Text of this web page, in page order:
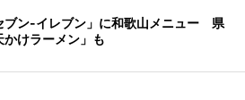
ブン-イレブン」に和歌山メニュー 県
かけラーメン」も